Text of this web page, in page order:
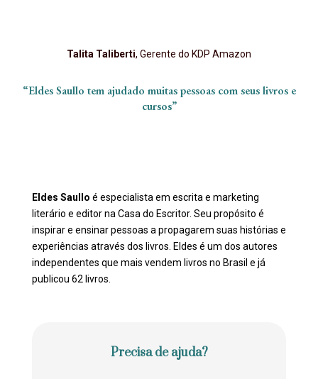
Talita Taliberti, Gerente do KDP Amazon
“Eldes Saullo tem ajudado muitas pessoas com seus livros e
cursos”
Eldes Saullo é especialista em escrita e marketing
literário e editor na Casa do Escritor. Seu propósito é
inspirar e ensinar pessoas a propagarem suas histórias e
experiências através dos livros. Eldes é um dos autores
independentes que mais vendem livros no Brasil e já
publicou 62 livros.
Precisa de ajuda?